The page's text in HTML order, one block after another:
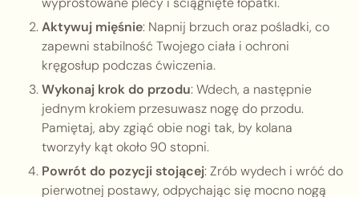
Aktywuj mięśnie: Napnij brzuch oraz pośladki, co
zapewni stabilność Twojego ciała i ochroni
kręgosłup podczas ćwiczenia.
Wykonaj krok do przodu: Wdech, a następnie
jednym krokiem przesuwasz nogę do przodu.
Pamiętaj, aby zgiąć obie nogi tak, by kolana
tworzyły kąt około 90 stopni.
Powrót do pozycji stojącej: Zrób wydech i wróć do
pierwotnej postawy, odpychając się mocno nogą